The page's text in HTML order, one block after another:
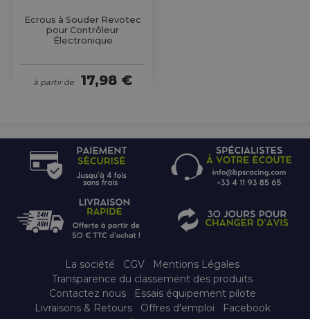
Ecrous à Souder Revotec
pour Contrôleur
Électronique
à partir de 17,98 €
La société CGV
Mentions Légales
Transparence du classement des produits
Contactez nous
Essais équipement pilote
Livraisons & Retours
Offres d'emploi
Facebook